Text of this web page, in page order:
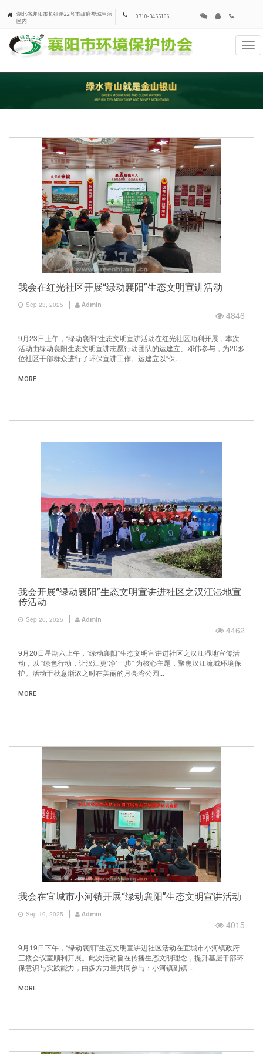
湖北省襄阳市长征路22号市政府樊城生活
区内
+ 0710-3455166
我会在红光社区开展“绿动襄阳”生态文明宣讲活动
Sep 23, 2025 Admin
4846
9月23日上午，“绿动襄阳”生态文明宣讲活动在红光社区顺利开展，本次
活动由绿动襄阳生态文明宣讲志愿行动团队的运建立、邓伟参与，为20多
位社区干部群众进行了环保宣讲工作。运建立以“保...
MORE
我会开展“绿动襄阳”生态文明宣讲进社区之汉江湿地宣
传活动
Sep 20, 2025 Admin
4462
9月20日星期六上午，“绿动襄阳”生态文明宣讲进社区之汉江湿地宣传活
动，以 “绿色行动，让汉江更‘净’一步” 为核心主题，聚焦汉江流域环境保
护。活动于秋意渐浓之时在美丽的月亮湾公园...
MORE
我会在宜城市小河镇开展“绿动襄阳”生态文明宣讲活动
Sep 19, 2025 Admin
4015
9月19日下午，“绿动襄阳”生态文明宣讲进社区活动在宜城市小河镇政府
三楼会议室顺利开展。此次活动旨在传播生态文明理念，提升基层干部环
保意识与实践能力，由多方力量共同参与：小河镇副镇...
MORE